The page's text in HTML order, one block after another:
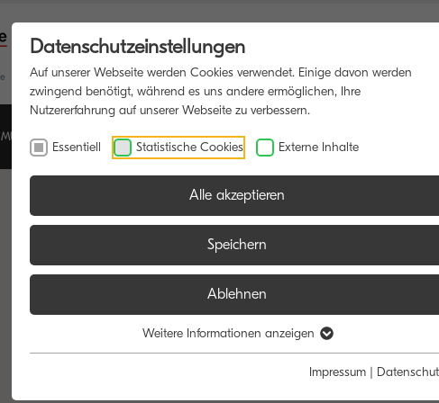
MULTIFUNKTIONSDRUCKER SOFTWARE BLOG
Datenschutzeinstellungen
Auf unserer Webseite werden Cookies verwendet. Einige davon werden
zwingend benötigt, während es uns andere ermöglichen, Ihre
Nutzererfahrung auf unserer Webseite zu verbessern.
Essentiell Statistische Cookies Externe Inhalte
Alle akzeptieren
Speichern
Ablehnen
Weitere Informationen anzeigen
Impressum |